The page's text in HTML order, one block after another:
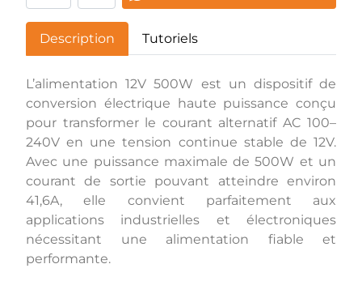
Description Tutoriels
L’alimentation 12V 500W est un dispositif de
conversion électrique haute puissance conçu
pour transformer le courant alternatif AC 100–
240V en une tension continue stable de 12V.
Avec une puissance maximale de 500W et un
courant de sortie pouvant atteindre environ
41,6A, elle convient parfaitement aux
applications industrielles et électroniques
nécessitant une alimentation fiable et
performante.